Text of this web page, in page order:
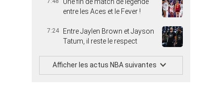
entre les Aces et le Fever !
7:24
Entre Jaylen Brown et Jayson
Tatum, il reste le respect
Afficher les actus NBA suivantes